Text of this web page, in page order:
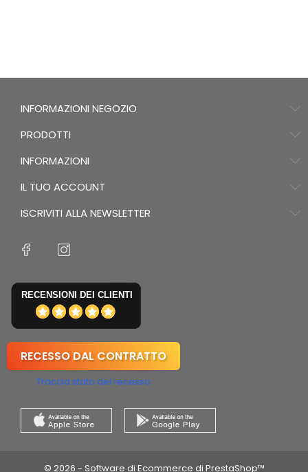
INFORMAZIONI NEGOZIO
PRODOTTI
INFORMAZIONI
IL TUO ACCOUNT
ISCRIVITI ALLA NEWSLETTER
RECENSIONI DEI CLIENTI
RECESSO DAL CONTRATTO
Traccia stato del recesso
© 2026 - Software di Ecommerce di PrestaShop™